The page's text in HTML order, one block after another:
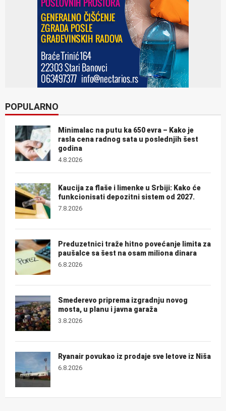
POPULARNO
Minimalac na putu ka 650 evra – Kako je
rasla cena radnog sata u poslednjih šest
godina
4.8.2026
Kaucija za flaše i limenke u Srbiji: Kako će
funkcionisati depozitni sistem od 2027.
7.8.2026
Preduzetnici traže hitno povećanje limita za
paušalce sa šest na osam miliona dinara
6.8.2026
Smederevo priprema izgradnju novog
mosta, u planu i javna garaža
3.8.2026
Ryanair povukao iz prodaje sve letove iz Niša
6.8.2026